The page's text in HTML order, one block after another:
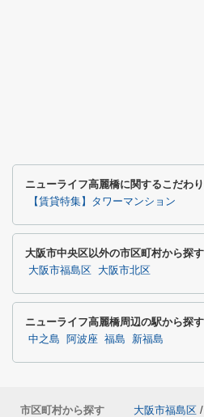
ニューライフ高麗橋に関するこだわ
【賃貸特集】タワーマンション
大阪市中央区以外の市区町村から探す
大阪市福島区 大阪市北区
ニューライフ高麗橋周辺の駅から探す
中之島 阿波座 福島 新福島
市区町村から探す 大阪市福島区 /